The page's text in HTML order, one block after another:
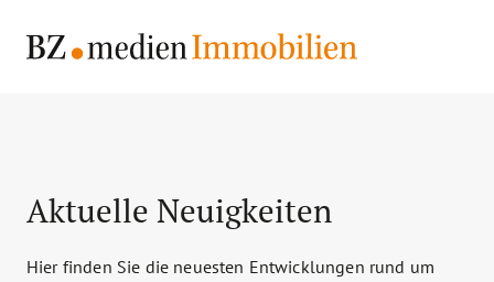
Aktuelle Neuigkeiten
Hier finden Sie die neuesten Entwicklungen rund um